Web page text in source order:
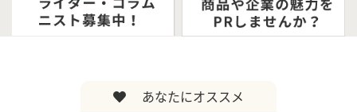
あなたにオススメ